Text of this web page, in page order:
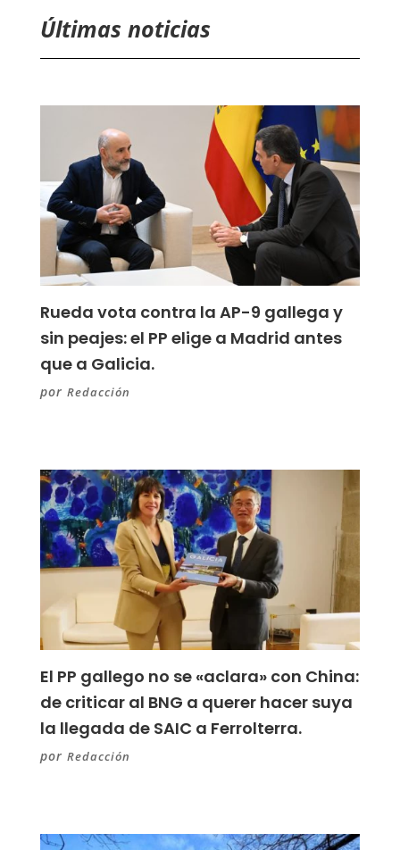
Últimas noticias
Rueda vota contra la AP-9 gallega y
sin peajes: el PP elige a Madrid antes
que a Galicia.
por Redacción
El PP gallego no se «aclara» con China:
de criticar al BNG a querer hacer suya
la llegada de SAIC a Ferrolterra.
por Redacción